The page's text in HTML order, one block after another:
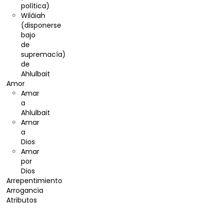
política)
Wilâiah
(disponerse
bajo
de
supremacía)
de
Ahlulbait
Amor
Amar
a
Ahlulbait
Amar
a
Dios
Amar
por
Dios
Arrepentimiento
Arrogancia
Atributos